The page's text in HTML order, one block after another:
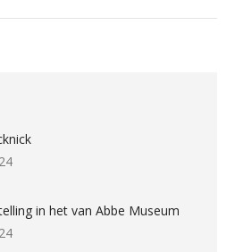
in het van Abbe Museum